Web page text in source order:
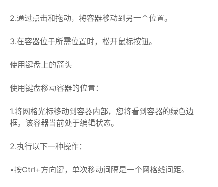
2.通过点击和拖动，将容器移动到另一个位置。
3.在容器位于所需位置时，松开鼠标按钮。
使用键盘上的箭头
使用键盘移动容器的位置：
1.将网格光标移动到容器内部，您将看到容器的绿色边
框。该容器当前处于编辑状态。
2.执行以下一种操作：
•按Ctrl+方向键，单次移动间隔是一个网格线间距。